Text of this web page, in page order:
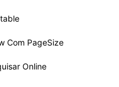
Com PageSize
Online